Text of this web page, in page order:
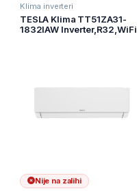
Klima inverteri
TESLA Klima TT51ZA31-
1832IAW Inverter,R32,WiFi
Nije na zalihi